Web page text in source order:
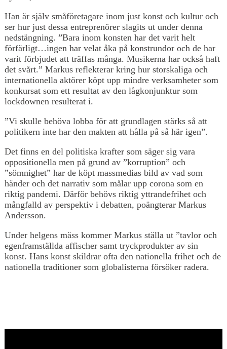
Han är själv småföretagare inom just konst och kultur och
ser hur just dessa entreprenörer slagits ut under denna
nedstängning. ”Bara inom konsten har det varit helt
förfärligt…ingen har velat åka på konstrundor och de har
varit förbjudet att träffas många. Musikerna har också haft
det svårt.” Markus reflekterar kring hur storskaliga och
internationella aktörer köpt upp mindre verksamheter som
konkursat som ett resultat av den lågkonjunktur som
lockdownen resulterat i.
”Vi skulle behöva lobba för att grundlagen stärks så att
politikern inte har den makten att hålla på så här igen”.
Det finns en del politiska krafter som säger sig vara
oppositionella men på grund av ”korruption” och
”sömnighet” har de köpt massmedias bild av vad som
händer och det narrativ som målar upp corona som en
riktig pandemi. Därför behövs riktig yttrandefrihet och
mångfalld av perspektiv i debatten, poängterar Markus
Andersson.
Under helgens mäss kommer Markus ställa ut ”tavlor och
egenframställda affischer samt tryckprodukter av sin
konst. Hans konst skildrar ofta den nationella frihet och de
nationella traditioner som globalisterna försöker radera.